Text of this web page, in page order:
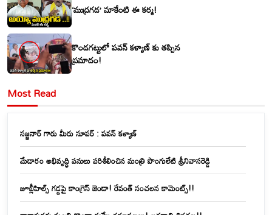
‘ముద్రగడ’ మాకేంటి ఈ కర్మ!
కొండగట్టులో పవన్ కళ్యాణ్ కు తప్పిన
ప్రమాదం!
Most Read
సజ్జనార్ గారు మీరు సూపర్ : పవన్ కళ్యాణ్
మేడారం అభివృద్ధి పనులు పరిశీలించిన మంత్రి పొంగులేటి శ్రీనివాసరెడ్డి
జూబ్లీహిల్స్‌ గడ్డపై కాంగ్రెస్ జెండా! రేవంత్ సంచలన కామెంట్స్!!